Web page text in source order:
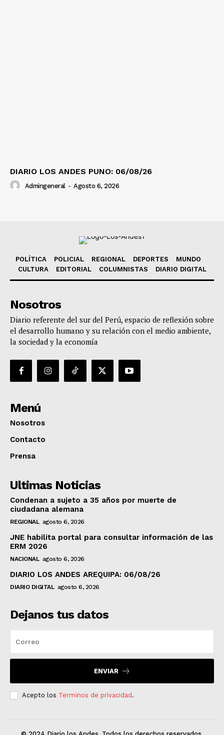
DIARIO LOS ANDES PUNO: 06/08/26
Admingeneral - Agosto 6, 2026
POLÍTICA POLICIAL REGIONAL DEPORTES
MUNDO
CULTURA
EDITORIAL COLUMNISTAS DIARIO DIGITAL
Nosotros
Diario referente del sur del Perú, espacio de reflexión sobre
el desarrollo humano y su relación con el medio ambiente,
la sociedad y la economía
Menú
Nosotros
Contacto
Prensa
Ultimas Noticias
Condenan a sujeto a 35 años por muerte de
ciudadana alemana
REGIONAL agosto 6, 2026
JNE habilita portal para consultar información de las
ERM 2026
NACIONAL agosto 6, 2026
DIARIO LOS ANDES AREQUIPA: 06/08/26
DIARIO DIGITAL agosto 6, 2026
Dejanos tus datos
ENVIAR
Acepto los Terminos de privacidad.